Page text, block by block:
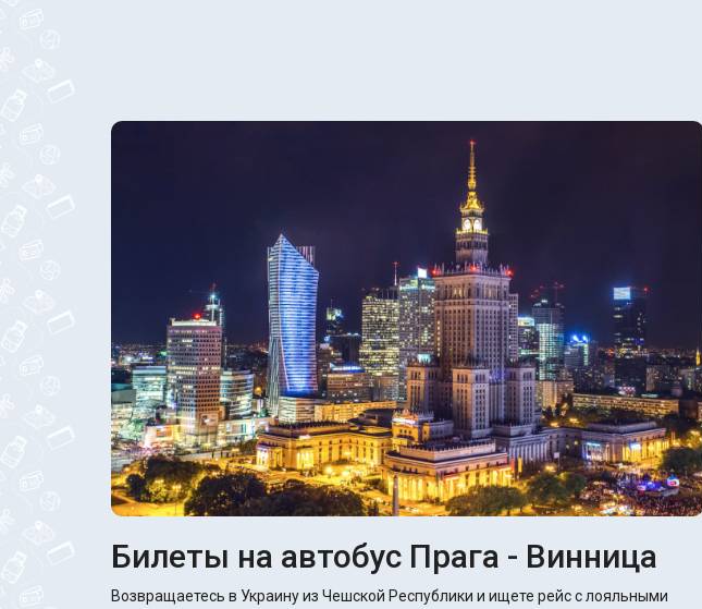
Билеты на автобус Прага - Винница
Возвращаетесь в Украину из Чешской Республики и ищете рейс с лояльными